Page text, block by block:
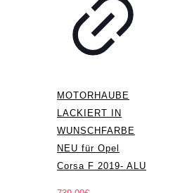
MOTORHAUBE
LACKIERT IN
WUNSCHFARBE
NEU für Opel
Corsa F 2019- ALU